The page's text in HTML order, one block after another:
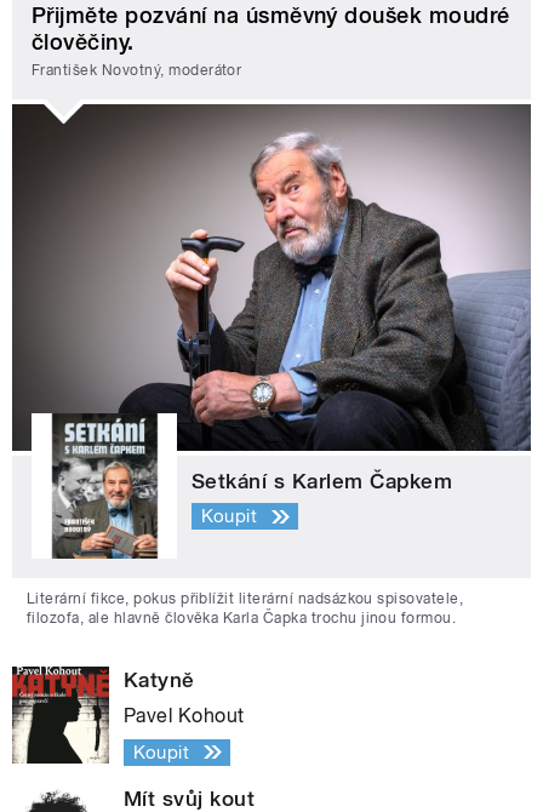
Přijměte pozvání na úsměvný doušek moudré
člověčiny.
František Novotný, moderátor
Setkání s Karlem Čapkem
Koupit
Literární fikce, pokus přiblížit literární nadsázkou spisovatele,
filozofa, ale hlavně člověka Karla Čapka trochu jinou formou.
Katyně
Pavel Kohout
Koupit
Mít svůj kout